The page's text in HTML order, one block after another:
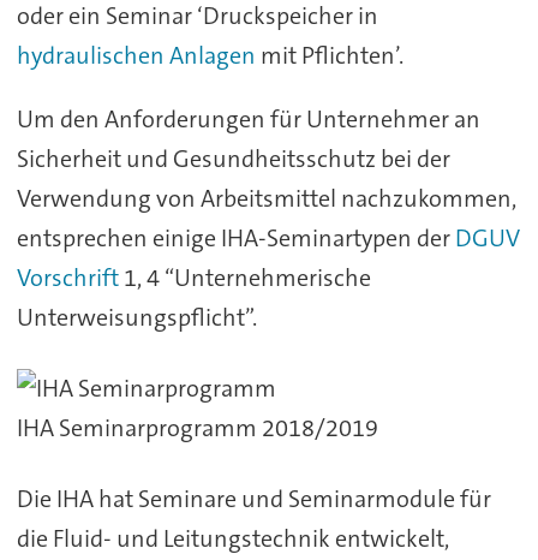
oder ein Seminar ‘Druckspeicher in
hydraulischen Anlagen mit Pflichten’.
Um den Anforderungen für Unternehmer an
Sicherheit und Gesundheitsschutz bei der
Verwendung von Arbeitsmittel nachzukommen,
entsprechen einige IHA-Seminartypen derDGUV
Vorschrift1, 4 “Unternehmerische
Unterweisungspflicht”.
IHA Seminarprogramm 2018/2019
Die IHA hat Seminare und Seminarmodule für
die Fluid- und Leitungstechnik entwickelt,